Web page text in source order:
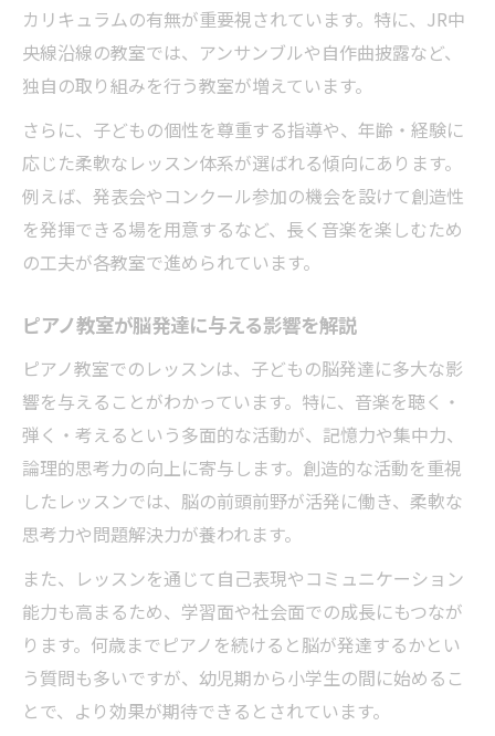
カリキュラムの有無が重要視されています。特に、JR中
央線沿線の教室では、アンサンブルや自作曲披露など、
独自の取り組みを行う教室が増えています。
さらに、子どもの個性を尊重する指導や、年齢・経験に
応じた柔軟なレッスン体系が選ばれる傾向にあります。
例えば、発表会やコンクール参加の機会を設けて創造性
を発揮できる場を用意するなど、長く音楽を楽しむため
の工夫が各教室で進められています。
ピアノ教室が脳発達に与える影響を解説
ピアノ教室でのレッスンは、子どもの脳発達に多大な影
響を与えることがわかっています。特に、音楽を聴く・
弾く・考えるという多面的な活動が、記憶力や集中力、
論理的思考力の向上に寄与します。創造的な活動を重視
したレッスンでは、脳の前頭前野が活発に働き、柔軟な
思考力や問題解決力が養われます。
また、レッスンを通じて自己表現やコミュニケーション
能力も高まるため、学習面や社会面での成長にもつなが
ります。何歳までピアノを続けると脳が発達するかとい
う質問も多いですが、幼児期から小学生の間に始めるこ
とで、より効果が期待できるとされています。